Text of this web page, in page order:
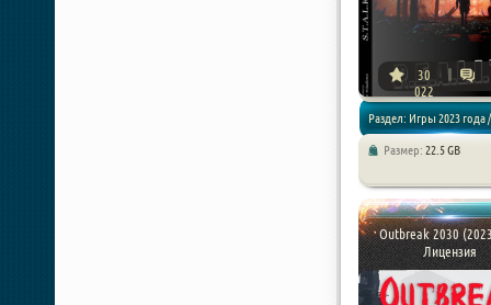
30
022
Раздел: Игры 2023 года /
Размер: 22.5 GB
Outbreak 2030
Лицензия